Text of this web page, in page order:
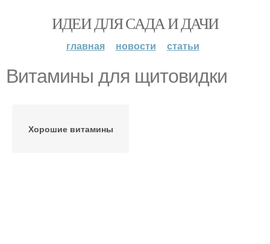
ИДЕИ ДЛЯ САДА И ДАЧИ
главная новости статьи
Витамины для щитовидки
Хорошие витамины